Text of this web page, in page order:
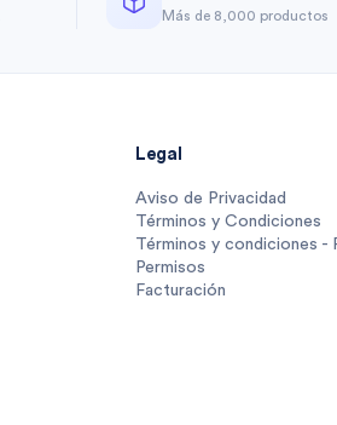
Más de 8,000 productos
Legal
Aviso de Privacidad
Términos y Condiciones
Términos y condiciones -
Permisos
Facturación